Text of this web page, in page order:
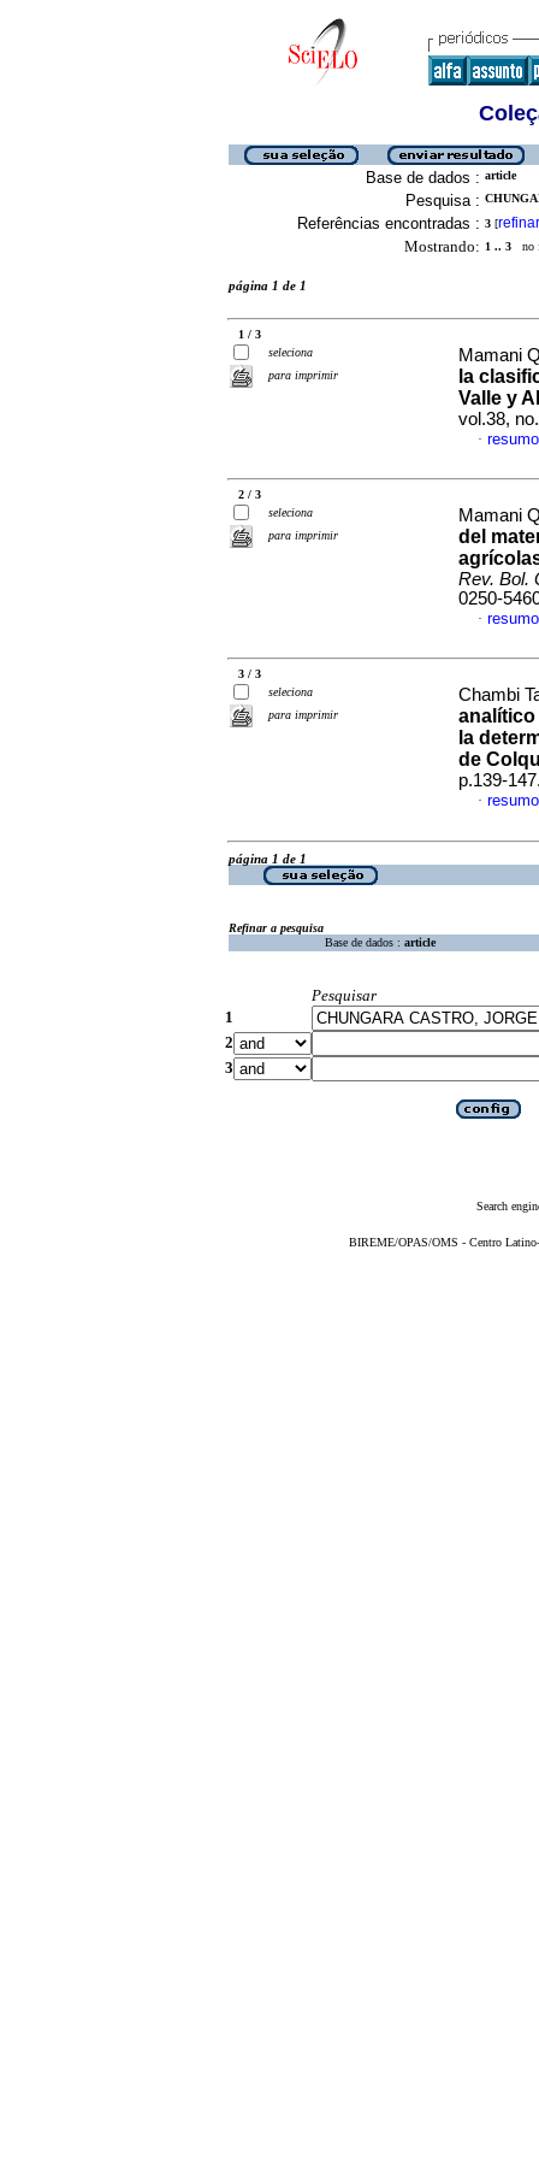
Base de dados : article
Pesquisa :
Referências encontradas : 3 [refinar
Mostrando: 1 .. 3 no
página 1 de 1
1 / 3
seleciona
para imprimir
Mamani
la
Valle y
vol.38,
·
2 / 3
seleciona
para imprimir
Mamani
del
Rev. Bol.
0250-
·
3 / 3
seleciona
para imprimir
Chambi
analítico
la
de
p.139-
·
página 1 de 1
Refinar a pesquisa
Base de dados : article
Pesquisar
1
2
3
Search
BIREME/OPAS/OMS - Centro Latino-